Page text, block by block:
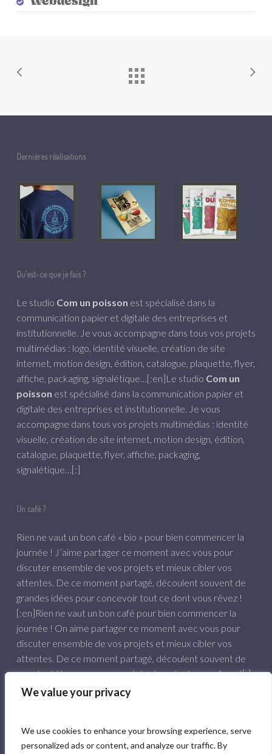
We value your privacy
We use cookies to enhance your browsing experience, serve
personalized ads or content, and analyze our traffic. By
Dernières réalisations
Qu’est-ce que je fais ?
Le studio Com un poisson est spécialisé dans la
communication papier et digitale des entreprises et
institutionnelle. Je vous accompagne dans tous vos projets
multimédias : logo, identité visuelle, création de site
internet, motion design, édition, catalogue, plaquette, flyer,
affiche, packaging, signalétique…[:en]Le studio Com un
poisson est spécialisé dans la communication papier et
digitale des entreprises et institutionnelle. Je vous
accompagne dans tous vos projets multimédias : identité
visuelle, création de site internet, motion design, édition,
catalogue, plaquette, flyer, affiche, packaging,
signalétique…[:]
Un café ?
Rien ne vaut un bon café « bio » pour bien commencer la
journée ! J’aime partager ce moment avec vous pour
discuter ensemble de vos projets et mieux cibler vos
attentes. De ce moment partagé, découlent souvent de
grandes idées pour concevoir tout ce dont vous rêvez !
[:en]Rien ne vaut un bon café pour bien commencer la
journée ! On aime partager ce moment avec vous pour
discuter ensemble de vos projets et mieux cibler vos
attentes. De ce moment partagé, découlent souvent de
grandes idées pour concevoir tout ce dont vous rêvez ![:]